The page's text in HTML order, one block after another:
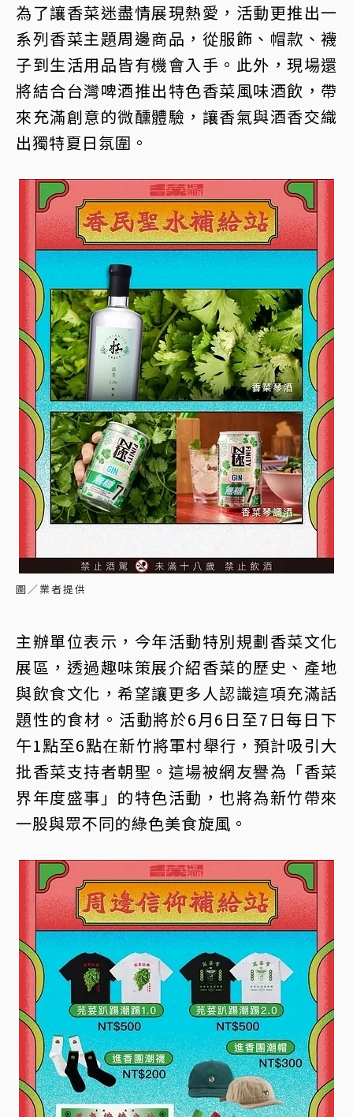
為了讓香菜迷盡情展現熱愛，活動更推出一
系列香菜主題周邊商品，從服飾、帽款、襪
子到生活用品皆有機會入手。此外，現場還
將結合台灣啤酒推出特色香菜風味酒飲，帶
來充滿創意的微醺體驗，讓香氣與酒香交織
出獨特夏日氛圍。
圖／業者提供
主辦單位表示，今年活動特別規劃香菜文化
展區，透過趣味策展介紹香菜的歷史、產地
與飲食文化，希望讓更多人認識這項充滿話
題性的食材。活動將於6月6日至7日每日下
午1點至6點在新竹將軍村舉行，預計吸引大
批香菜支持者朝聖。這場被網友譽為「香菜
界年度盛事」的特色活動，也將為新竹帶來
一股與眾不同的綠色美食旋風。